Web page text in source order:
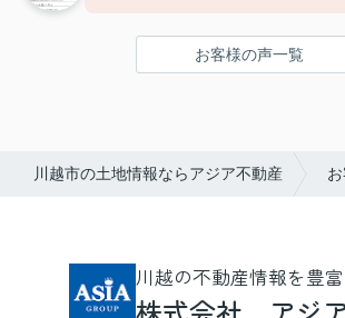
お客様の声一覧
川越市の土地情報ならアジア不動産
川越の不動産情報を豊